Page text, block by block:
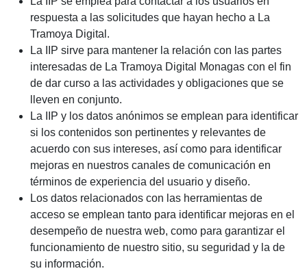
respuesta a las solicitudes que hayan hecho a La
Tramoya Digital.
La IIP sirve para mantener la relación con las partes
interesadas de La Tramoya Digital Monagas con el fin
de dar curso a las actividades y obligaciones que se
lleven en conjunto.
La IIP y los datos anónimos se emplean para identificar
si los contenidos son pertinentes y relevantes de
acuerdo con sus intereses, así como para identificar
mejoras en nuestros canales de comunicación en
términos de experiencia del usuario y diseño.
Los datos relacionados con las herramientas de
acceso se emplean tanto para identificar mejoras en el
desempeño de nuestra web, como para garantizar el
funcionamiento de nuestro sitio, su seguridad y la de
su información.